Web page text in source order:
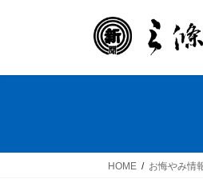
HOME お悔やみ情